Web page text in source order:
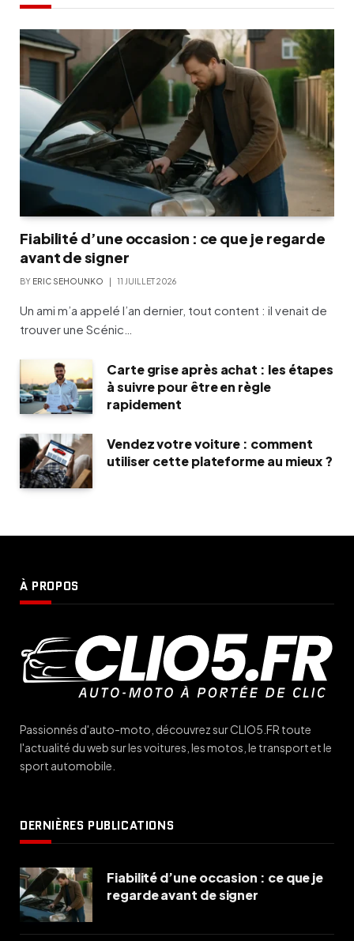
Fiabilité d’une occasion : ce que je regarde
avant de signer
BY ERIC SEHOUNKO 11 JUILLET 2026
Un ami m’a appelé l’an dernier, tout content : il venait de
trouver une Scénic…
Carte grise après achat : les étapes
à suivre pour être en règle
rapidement
Vendez votre voiture : comment
utiliser cette plateforme au mieux ?
À PROPOS
Passionnés d'auto-moto, découvrez sur CLIO5.FR toute
l'actualité du web sur les voitures, les motos, le transport et le
sport automobile.
DERNIÈRES PUBLICATIONS
Fiabilité d’une occasion : ce que je
regarde avant de signer